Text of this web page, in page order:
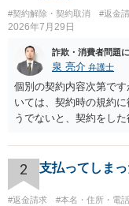
#契約解除・契約取消 #返金
2026年7月29日
詐欺・消費者問題
泉 亮介 弁護士
個別の契約内容次第で
いては、契約時の規約
うでないと、契約をし
る場合があるかと思われ
2 支払ってしま
#返金請求 #本名・住所・電